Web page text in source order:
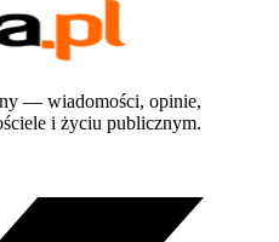
— wiadomości, opinie,
i życiu publicznym.